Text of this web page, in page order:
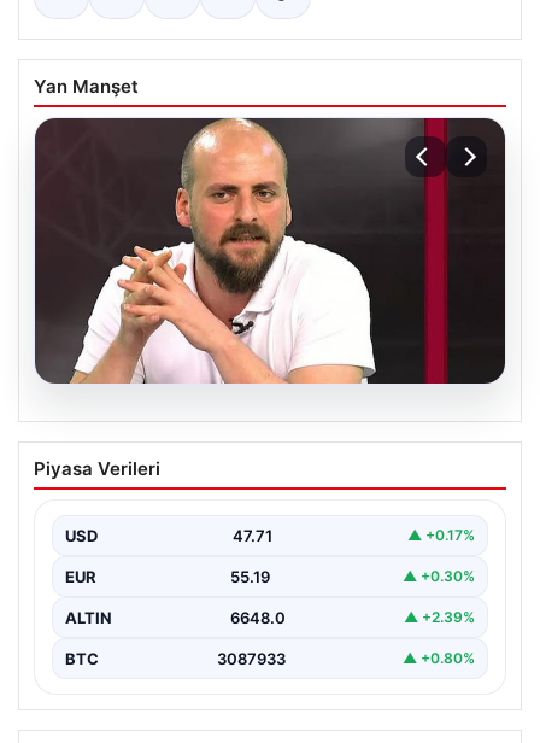
Yan Manşet
Transfer krizi soruşturmaya dönüştü!
Burhan Can Terzi için harekete geçildi
Piyasa Verileri
USD 47.71 ▲ +0.17%
EUR 55.19 ▲ +0.30%
ALTIN 6648.0 ▲ +2.39%
BTC 3087933 ▲ +0.80%